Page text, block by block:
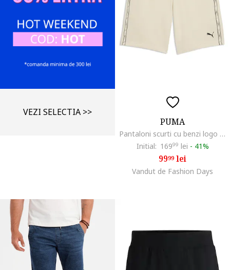
VEZI SELECTIA >>
PUMA
Pantaloni scurti cu benzi logo si talie elastica, Negru/Bej deschis
Initial: 16999 lei - 41%
9999lei
Vandut de Fashion Days